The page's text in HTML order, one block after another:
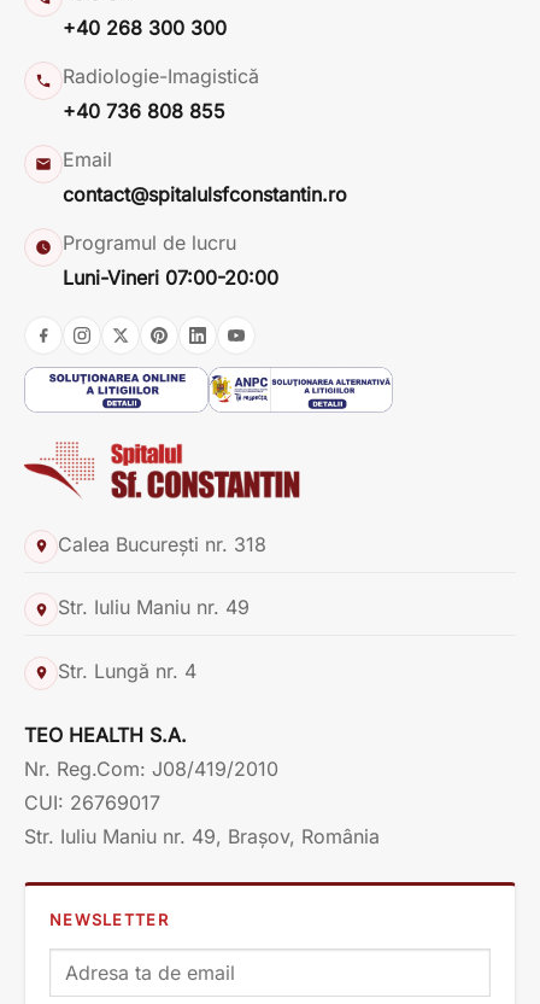
+40 268 300 300
Radiologie-Imagistică
+40 736 808 855
Email
contact@spitalulsfconstantin.ro
Programul de lucru
Luni-Vineri 07:00-20:00
Calea București nr. 318
Str. Iuliu Maniu nr. 49
Str. Lungă nr. 4
TEO HEALTH S.A.
Nr. Reg.Com: J08/419/2010
CUI: 26769017
Str. Iuliu Maniu nr. 49, Brașov, România
NEWSLETTER